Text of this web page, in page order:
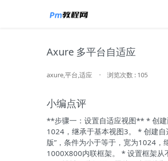
Axure 多平台自适应
axure,平台,适应 · 浏览次数 : 105
小编点评
**步骤一：设置自适应视图** * 创建
1024，继承于基本视图3。 * 创建自
版”，条件为小于等于，宽为1024
1000X800内联框架。 * 设置框架从